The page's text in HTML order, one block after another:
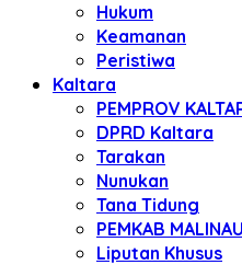
Hukum
Keamanan
Peristiwa
Kaltara
PEMPROV
DPRD Kaltara
Tarakan
Nunukan
Tana Tidung
PEMKAB MALINAU
Liputan Khusus